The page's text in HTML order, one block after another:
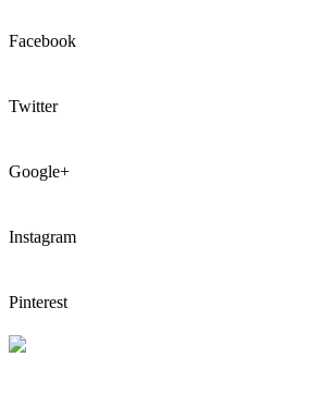
Facebook
Twitter
Google+
Instagram
Pinterest